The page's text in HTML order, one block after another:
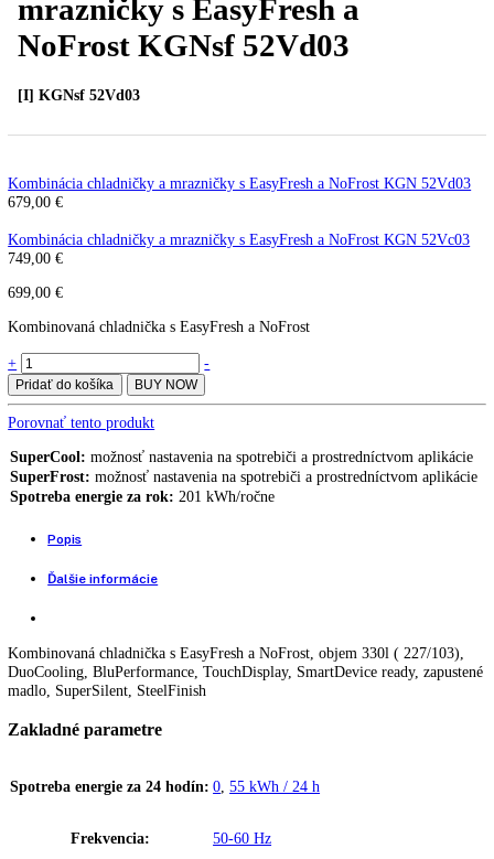
Kombinácia chladničky a
mrazničky s EasyFresh a
NoFrost KGNsf 52Vd03
[I] KGNsf 52Vd03
Kombinácia chladničky a mrazničky s EasyFresh a NoFrost KGN
749,00€
699,00
Kombinovaná chladnička s EasyFresh a NoFrost
Kombinácia
a
EasyFresh
+
SuperCool:možnosť nastavenia na spotrebiči a prostredníctvom
Spotreba energie za rok:
201 kWh/ročne